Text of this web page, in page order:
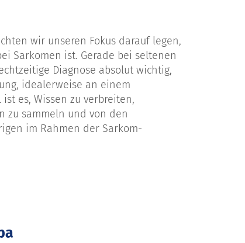
wir unseren Fokus darauf legen,
Sarkomen ist. Gerade bei seltenen
Diagnose absolut wichtig,
idealerweise an einem
es, Wissen zu verbreiten,
zu sammeln und von den
im Rahmen der Sarkom-